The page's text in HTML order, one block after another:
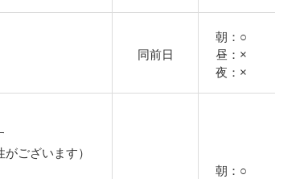
同前日
朝：○
昼：×
夜：×
ございます）
朝：○